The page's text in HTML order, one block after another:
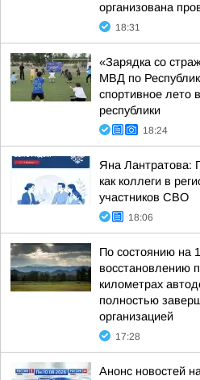
организована
18:31
«Зарядка со
МВД по
спортивное лето
республики
18:24
Яна Лантратова:
как коллеги в
участников СВО
18:06
По состоянию на
восстановлению
километрах
полностью
организацией
17:28
Анонс новостей